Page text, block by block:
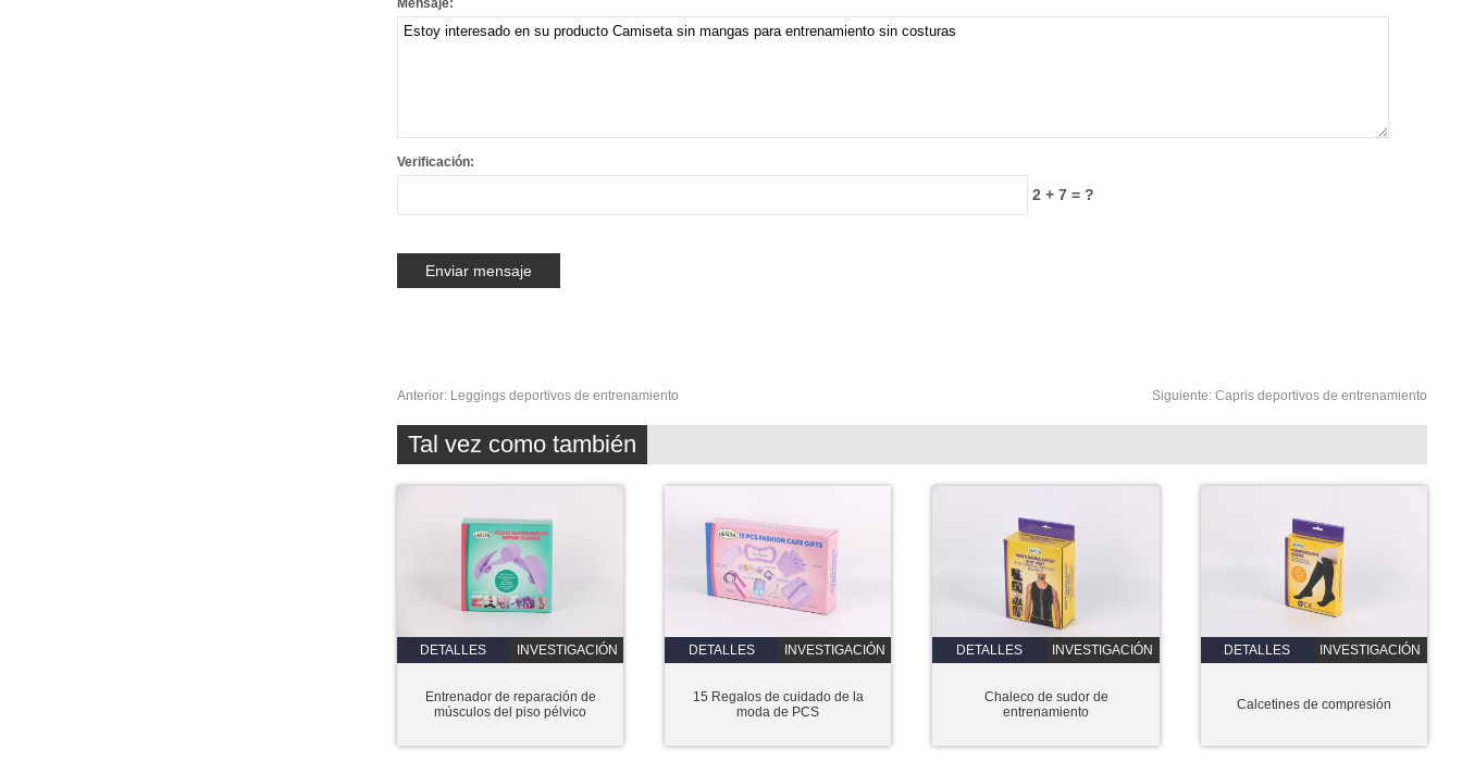
Mensaje:
Verificación:
2 + 7 = ?
Anterior: Leggings deportivos de entrenamiento Siguiente: Capris deportivos de entrenamiento
Tal vez como también
DETALLES INVESTIGACIÓN
Entrenador de reparación de
músculos del piso pélvico
DETALLES INVESTIGACIÓN
15 Regalos de cuidado de la
moda de PCS
DETALLES INVESTIGACIÓN
Chaleco de sudor de
entrenamiento
DETALLES INVESTIGACIÓN
Calcetines de compresión